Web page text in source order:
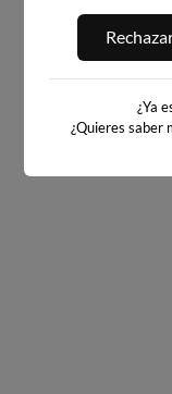
PORT ANDRATX
31km · Andratx
¿Ya
¿Quieres saber